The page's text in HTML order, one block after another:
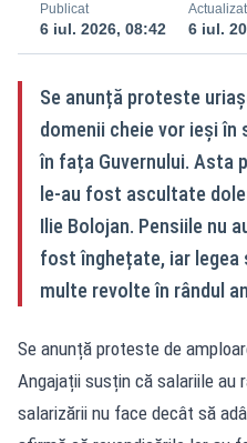
Publicat
6 iul. 2026, 08:42
Actualizat
6 iul.
Se anunță proteste
domenii cheie vor ieși
în fața Guvernului. Asta
le-au fost ascultate
Ilie Bolojan. Pensiile nu
fost înghețate, iar
multe revolte în rândul
Se anunță proteste de
Angajații susțin că salariile au
salarizării nu face decât să